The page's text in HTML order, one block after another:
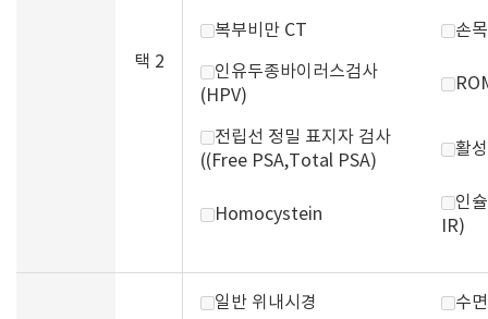
택 2
복부비만 CT 손
인유두종바이러스검사
(HPV)
전립선 정밀 표지자 검사
((Free PSA,Total PSA)
활
Homocystein
인
IR)
일반 위내시경 수